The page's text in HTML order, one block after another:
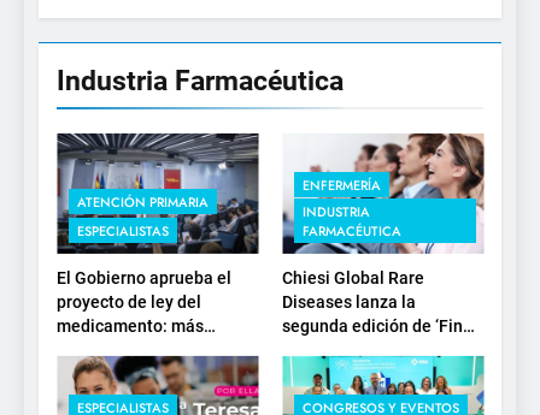
Industria Farmacéutica
ATENCIÓN PRIMARIA
ESPECIALISTAS
El Gobierno aprueba el
proyecto de ley del
medicamento: más
estratégica y
modernización para el
ENFERMERÍA
INDUSTRIA
FARMACÉUTICA
Chiesi Global Rare
Diseases lanza la
segunda edición de ‘Find
investigación en
enfermedades de
ESPECIALISTAS CONGRESOS Y EVENTOS